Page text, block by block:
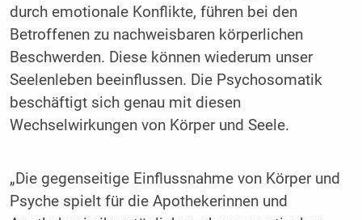
durch emotionale Konflikte, führen bei den
Betroffenen zu nachweisbaren körperlichen
Beschwerden. Diese können wiederum unser
Seelenleben beeinflussen. Die Psychosomatik
beschäftigt sich genau mit diesen
Wechselwirkungen von Körper und Seele.
„Die gegenseitige Einflussnahme von Körper und
Psyche spielt für die Apothekerinnen und